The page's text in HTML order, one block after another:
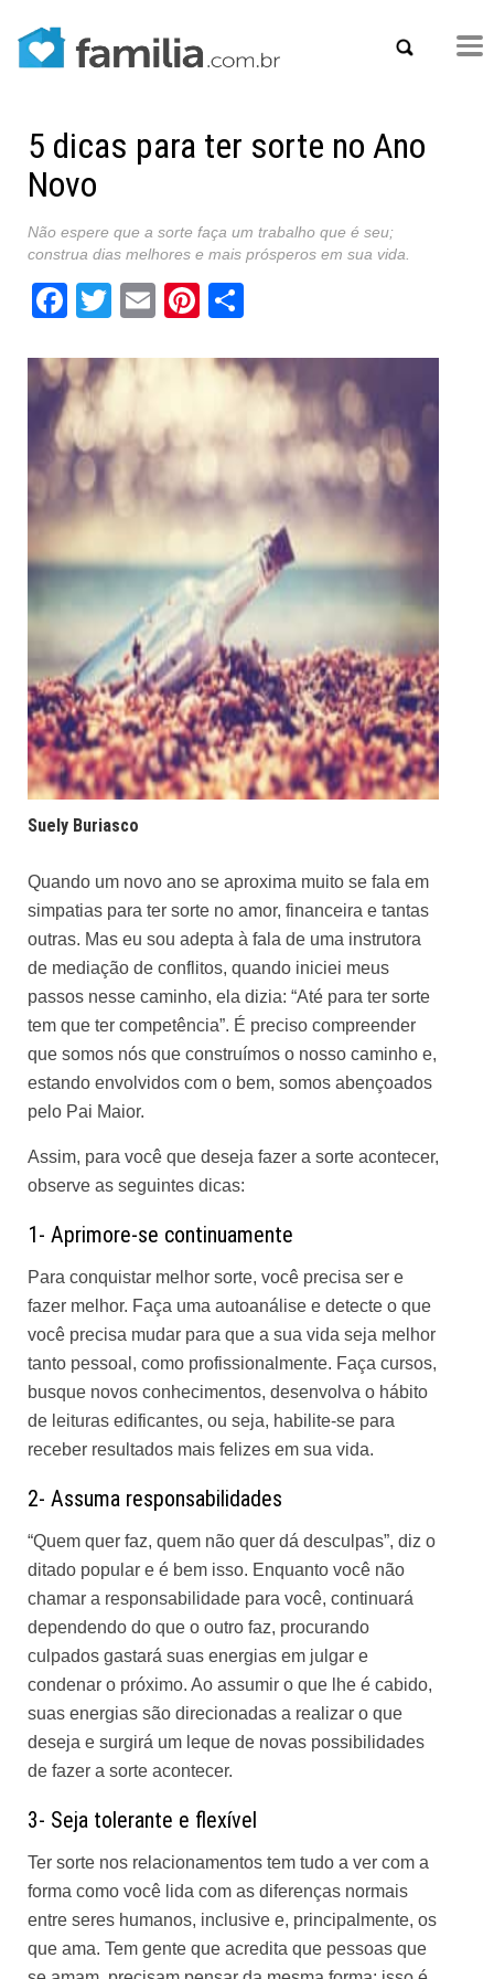
5 dicas para ter sorte no Ano
Novo
Não espere que a sorte faça um trabalho que é seu;
construa dias melhores e mais prósperos em sua vida.
Facebook
Twitter
EmailPinterest
Suely Buriasco
Quando um novo ano se aproxima muito se fala em
simpatias para ter sorte no amor, financeira e tantas
outras. Mas eu sou adepta à fala de uma instrutora
de mediação de conflitos, quando iniciei meus
passos nesse caminho, ela dizia: “Até para ter sorte
tem que ter competência”. É preciso compreender
que somos nós que construímos o nosso caminho e,
estando envolvidos com o bem, somos abençoados
pelo Pai Maior.
Assim, para você que deseja fazer a sorte acontecer,
observe as seguintes dicas:
1- Aprimore-se continuamente
Para conquistar melhor sorte, você precisa ser e
fazer melhor. Faça uma autoanálise e detecte o que
você precisa mudar para que a sua vida seja melhor
tanto pessoal, como profissionalmente. Faça cursos,
busque novos conhecimentos, desenvolva o hábito
de leituras edificantes, ou seja, habilite-se para
receber resultados mais felizes em sua vida.
2- Assuma responsabilidades
“Quem quer faz, quem não quer dá desculpas”, diz o
ditado popular e é bem isso. Enquanto você não
chamar a responsabilidade para você, continuará
dependendo do que o outro faz, procurando
culpados gastará suas energias em julgar e
condenar o próximo. Ao assumir o que lhe é cabido,
suas energias são direcionadas a realizar o que
deseja e surgirá um leque de novas possibilidades
de fazer a sorte acontecer.
3- Seja tolerante e flexível
Ter sorte nos relacionamentos tem tudo a ver com a
forma como você lida com as diferenças normais
entre seres humanos, inclusive e, principalmente, os
que ama. Tem gente que acredita que pessoas que